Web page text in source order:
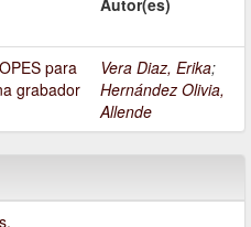
Autor(es)
para
grabador
Vera Diaz, Erika;
Hernández Olivia,
Allende